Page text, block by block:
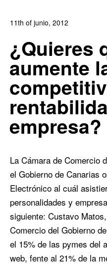
11th of junio, 2012
0
¿Quieres
aumente
empresa?
La Cámara de Comercio
el Gobierno de Canarias
Electrónico al cuál
personalidades y
siguiente: Custavo
Comercio del Gobierno
el 15% de las pymes del
web, fente al 21% de la